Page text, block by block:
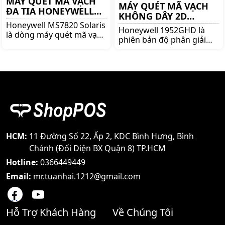
ĐA TIA HONEYWELL
MS7820
Honeywell MS7820 Solaris
là dòng máy quét mã vạch
Honeywell MS7820 Solaris
MÁY QUÉT MÃ VẠCH
KHÔNG DÂY 2D
HONEYWELL 1952GHD
Honeywell 1952GHD là
phiên bản độ phân giải
HCM: 11 Đường Số 22, Ấp 2, KDC Bình Hưng, Bình
Chánh (Đối Diện BX Quận 8) TP.HCM
Hotline: 0366449449
Email: mr.tuanhai.1212@gmail.com
Hỗ Trợ Khách Hàng Về Chúng Tôi